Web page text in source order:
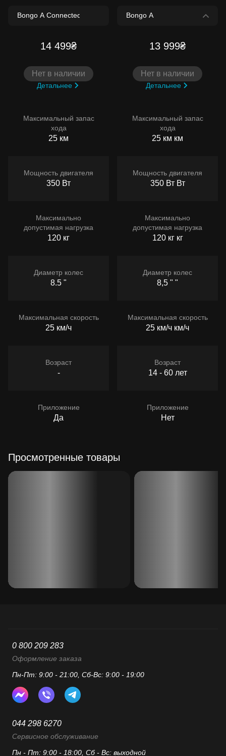
14 499₴
Нет в наличии
Детальнее
Максимальный запас
хода
25 км
Мощность двигателя
350 Вт
Максимально
допустимая нагрузка
120 кг
Диаметр колес
8.5 "
Максимальная скорость
25 км/ч
Возраст
-
Приложение
Да
13 999₴
Нет в наличии
Детальнее
Максимальный запас
хода
25 км км
Мощность двигателя
350 Вт Вт
Максимально
допустимая нагрузка
120 кг кг
Диаметр колес
8,5 " "
Максимальная скорость
25 км/ч км/ч
Возраст
14 - 60 лет
Приложение
Нет
Просмотренные товары
0 800 209 283
Оформление заказа
Пн-Пт: 9:00 - 21:00, Сб-Вс: 9:00 - 19:00
044 298 6270
Сервисное обслуживание
Пн - Пт: 9:00 - 18:00, Сб - Вс: выходной